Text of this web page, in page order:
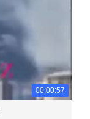
00:00:57